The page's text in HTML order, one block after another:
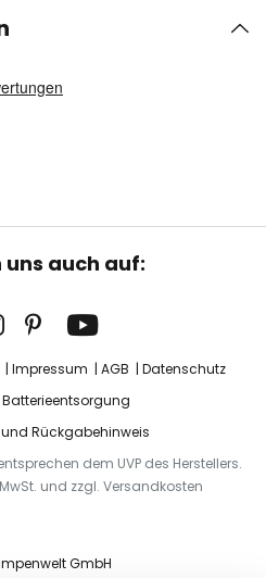
uns auch auf:
Impressum AGB
Datenschutz
Batterieentsorgung
Rückgabehinweis
dem UVP des Herstellers.
MwSt. und zzgl. Versandkosten
GmbH